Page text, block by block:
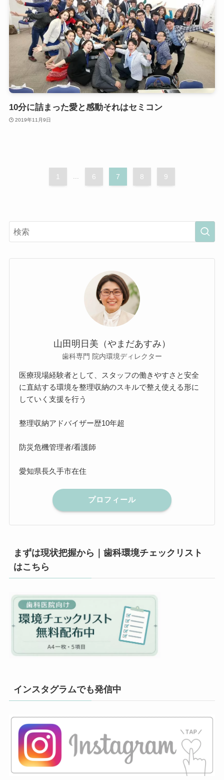
10分に詰まった愛と感動それはセミコン
2019年11月9日
1 ... 6 7 8 9
山田明日美（やまだあすみ）
歯科専門 院内環境ディレクター
医療現場経験者として、スタッフの働きやすさと安全
に直結する環境を整理収納のスキルで整え使える形に
していく支援を行う
整理収納アドバイザー歴10年超
防災危機管理者/看護師
愛知県長久手市在住
プロフィール
まずは現状把握から｜歯科環境チェックリスト
はこちら
インスタグラムでも発信中